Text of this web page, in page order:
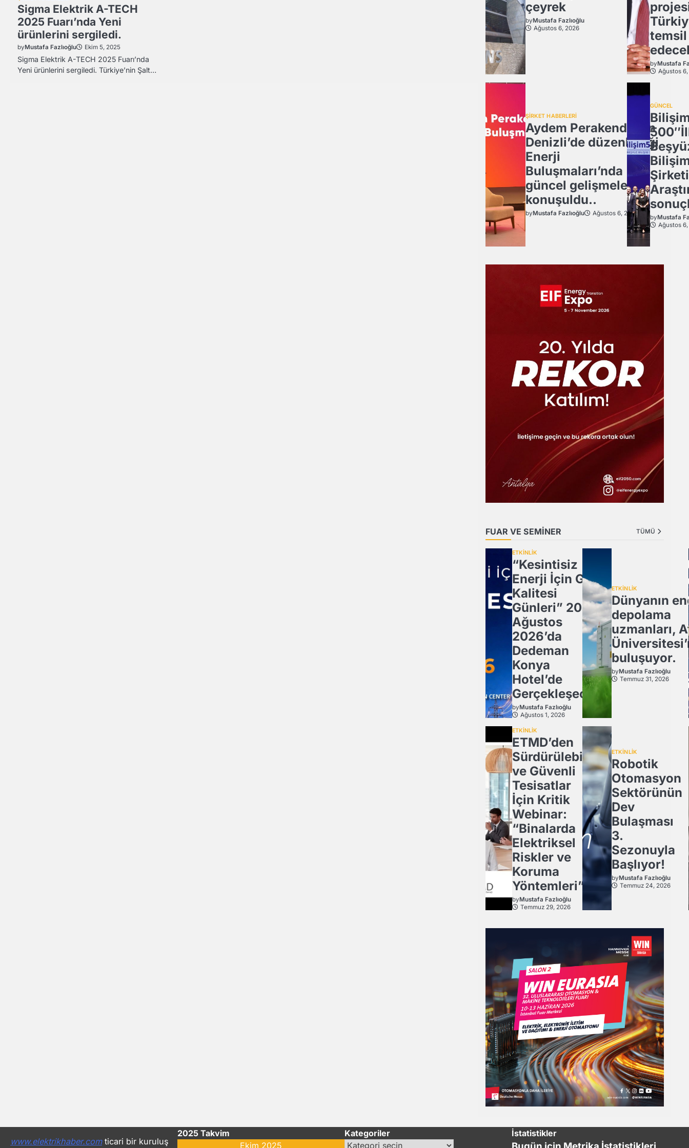
Sigma Elektrik A-TECH
2025 Fuarı’nda Yeni
ürünlerini sergiledi.
byMustafa Fazlıoğlu Ekim 5, 2025
Sigma Elektrik A-TECH 2025 Fuarı’nda
Yeni ürünlerini sergiledi. Türkiye’nin Şalt…
çeyrek
byMustafa Fazlıoğlu
Ağustos 6, 2026
temsil
byMustafa
Ağustos
ŞİRKET HABERLERİ
Aydem Perakende’nin
Denizli’de düzenlediği
Enerji
Buluşmaları’nda
güncel gelişmeler
konuşuldu..
byMustafa Fazlıoğlu Ağustos 6, 2026
GÜNCEL
Şirketi
byMustafa
Ağustos
FUAR VE SEMİNER TÜMÜ
ETKİNLİK
“Kesintisiz
Enerji İçin Güç
Kalitesi
Günleri” 20
Ağustos
2026’da
Dedeman
Konya
Hotel’de
Gerçekleşecek
byMustafa Fazlıoğlu
Ağustos 1, 2026
ETKİNLİK
Dünyanın
depolama
uzmanları,
buluşuyor.
byMustafa Fazlıoğlu
Temmuz 31, 2026
ETKİNLİK
ETMD’den
Sürdürülebilir
ve Güvenli
Tesisatlar
İçin Kritik
Webinar:
“Binalarda
Elektriksel
Riskler ve
Koruma
Yöntemleri”
byMustafa Fazlıoğlu
Temmuz 29, 2026
ETKİNLİK
Robotik
Otomasyon
Sektörünün
Dev
Bulaşması
3.
Sezonuyla
Başlıyor!
byMustafa Fazlıoğlu
Temmuz 24, 2026
www.elektrikhaber.comticari bir kuruluş
2025 Takvim
Ekim 2025
Kategoriler
Kategoriler
İstatistikler